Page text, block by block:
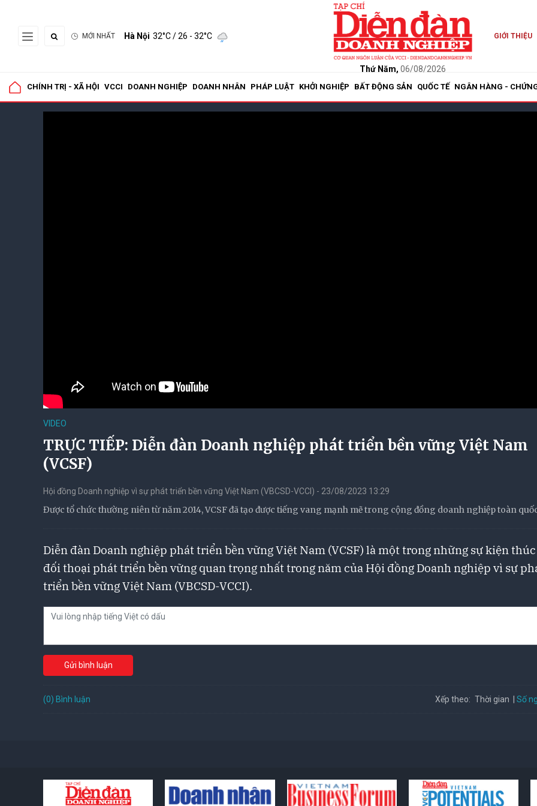
MỚI NHẤT Hà Nội 32°C/ 26 - 32°C
Thứ Năm, 06/08/2026
GIỚI THIỆU
CHÍNH TRỊ - XÃ HỘI VCCI DOANH NGHIỆP DOANH NHÂN PHÁP LUẬT KHỞI NGHIỆP BẤT ĐỘNG SẢN QUỐC TẾ NGÂN HÀNG -
VIDEO
TRỰC TIẾP: Diễn đàn Doanh nghiệp phát triển bền vững Việt Nam
(VCSF)
Hội đồng Doanh nghiệp vì sự phát triển bền vững Việt Nam (VBCSD-VCCI) - 23/08/2023 13:29
Được tổ chức thường niên từ năm 2014, VCSF đã tạo được tiếng vang mạnh mẽ trong cộng đồng doanh nghiệp toàn
Diễn đàn Doanh nghiệp phát triển bền vững Việt Nam (VCSF) là một trong những sự kiện
đối thoại phát triển bền vững quan trọng nhất trong năm của Hội đồng Doanh nghiệp vì sự
triển bền vững Việt Nam (VBCSD-VCCI).
Gửi bình luận
(0) Bình luận Xếp theo: Thời gian Số